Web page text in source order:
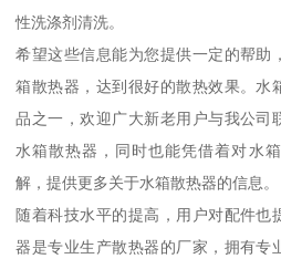
性洗涤剂清洗。
希望这些信息能为您提供一定的帮助
箱散热器，达到很好的散热效果。水
品之一，欢迎广大新老用户与我公司
水箱散热器，同时也能凭借着对水
解，提供更多关于水箱散热器的信息。
随着科技水平的提高，用户对配件也
器是专业生产散热器的厂家，拥有专